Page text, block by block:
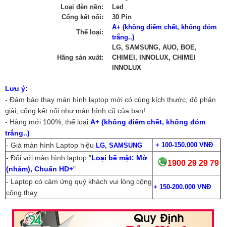
Loại đèn nền:
Led
Cổng kết nối:
30 Pin
Thể loại:
A+ (không điểm chết, không đóm
trắng..)
Hãng sản xuất:
LG, SAMSUNG, AUO, BOE,
CHIMEI, INNOLUX, CHIMEI
INNOLUX
Lưu ý:
- Đảm bảo thay màn hình laptop mới có cùng kích thước, độ phân
giải, cổng kết nối như màn hình cũ của bạn!
- Hàng mới 100%, thể loại A+ (không điểm chết, không đóm
trắng..)
- Giá màn hình Laptop hiệu LG, SAMSUNG + 100-150.000 VNĐ
- Đối với màn hình laptop "Loại bề mặt: Mờ
(nhám), Chuẩn HD+"
1900 29 29 79
- Laptop có cảm ứng quý khách vui lòng cộng
công thay
+ 150-200.000 VNĐ